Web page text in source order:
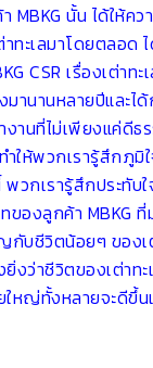
MBKG นั้น ได้ให้ค
ทะเลมาโดยตลอด
CSR เรื่องเต่าทะ
มานานหลายปีและไ
งานที่ไม่เพียงแค่ดีธ
ำให้พวกเรารู้สึกภูมิ
วกเรารู้สึกประทับใ
ของลูกค้า MBKG ที่
กับชีวิตน้อยๆ ของเ
งว่าชีวิตของเต่าท
ใหญ่ทั้งหลายจะดีขึ้น